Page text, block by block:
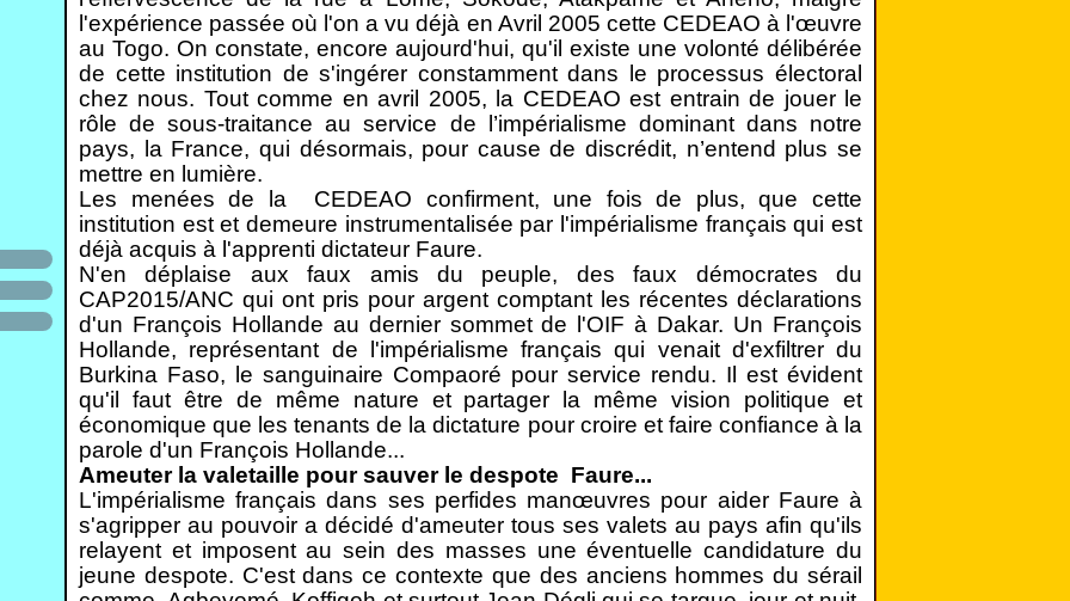
l'expérience passée où l'on a vu déjà en Avril 2005 cette CEDEAO à l'œuvre
au Togo. On constate, encore aujourd'hui, qu'il existe une volonté délibérée
de cette institution de s'ingérer constamment dans le processus électoral
chez nous. Tout comme en avril 2005, la CEDEAO est entrain de jouer le
rôle de sous-traitance au service de l’impérialisme dominant dans notre
pays, la France, qui désormais, pour cause de discrédit, n’entend plus se
mettre en lumière.
Les menées de la CEDEAO confirment, une fois de plus, que cette
institution est et demeure instrumentalisée par l'impérialisme français qui est
déjà acquis à l'apprenti dictateur Faure.
N'en déplaise aux faux amis du peuple, des faux démocrates du
CAP2015/ANC qui ont pris pour argent comptant les récentes déclarations
d'un François Hollande au dernier sommet de l'OIF à Dakar. Un François
Hollande, représentant de l'impérialisme français qui venait d'exfiltrer du
Burkina Faso, le sanguinaire Compaoré pour service rendu. Il est évident
qu'il faut être de même nature et partager la même vision politique et
économique que les tenants de la dictature pour croire et faire confiance à la
parole d'un François Hollande...
Ameuter la valetaille pour sauver le despote Faure...
L'impérialisme français dans ses perfides manœuvres pour aider Faure à
s'agripper au pouvoir a décidé d'ameuter tous ses valets au pays afin qu'ils
relayent et imposent au sein des masses une éventuelle candidature du
jeune despote. C'est dans ce contexte que des anciens hommes du sérail